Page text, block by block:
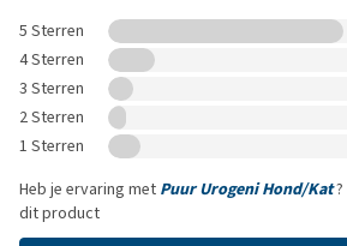
5 Sterren
4 Sterren
3 Sterren
2 Sterren
1 Sterren
Heb je ervaring met Puur Urogeni Hond/Kat?
dit product